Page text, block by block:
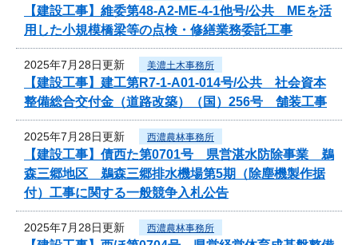
【建設工事】維委第48-A2-ME-4-1他号/公共 MEを活
用した小規模橋梁等の点検・修繕業務委託工事
2025年7月28日更新 美濃土木事務所
【建設工事】建工第R7-1-A01-014号/公共 社会資本
整備総合交付金（道路改築）（国）256号 舗装工事
2025年7月28日更新 西濃農林事務所
【建設工事】債西た第0701号 県営湛水防除事業 鵜
森三郷地区 鵜森三郷排水機場第5期（除塵機製作据
付）工事に関する一般競争入札公告
2025年7月28日更新 西濃農林事務所